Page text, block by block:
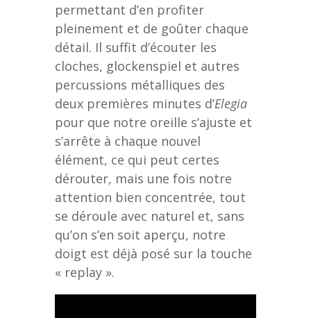
permettant d’en profiter
pleinement et de goûter chaque
détail. Il suffit d’écouter les
cloches, glockenspiel et autres
percussions métalliques des
deux premières minutes d’Elegia
pour que notre oreille s’ajuste et
s’arrête à chaque nouvel
élément, ce qui peut certes
dérouter, mais une fois notre
attention bien concentrée, tout
se déroule avec naturel et, sans
qu’on s’en soit aperçu, notre
doigt est déjà posé sur la touche
« replay ».